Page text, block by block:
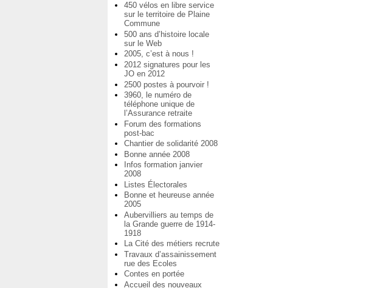
450 vélos en libre service
sur le territoire de Plaine
Commune
500 ans d’histoire locale
sur le Web
2005, c’est à nous !
2012 signatures pour les
JO en 2012
2500 postes à pourvoir !
3960, le numéro de
téléphone unique de
l’Assurance retraite
Forum des formations
post-bac
Chantier de solidarité 2008
Bonne année 2008
Infos formation janvier
2008
Listes Électorales
Bonne et heureuse année
2005
Aubervilliers au temps de
la Grande guerre de 1914-
1918
La Cité des métiers recrute
Travaux d’assainissement
rue des Ecoles
Contes en portée
Accueil des nouveaux